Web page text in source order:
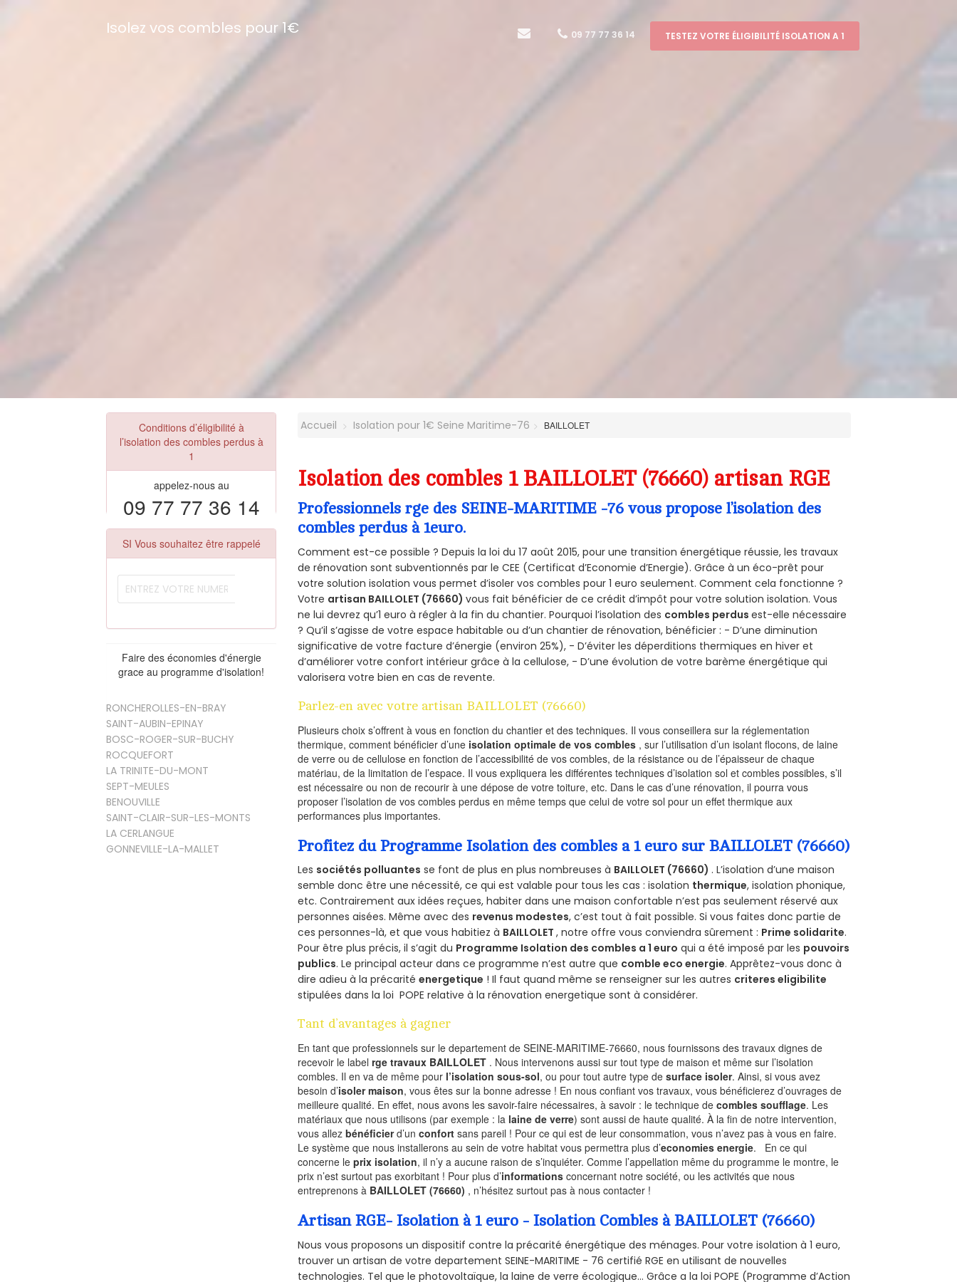
Isolez vos combles pour 1€ 09 77 77 36 14 TESTEZ VOTRE ÉLIGIBILITÉ ISOLATION A 1
Conditions d’éligibilité à
l’isolation des combles perdus à
1
appelez-nous au
09 77 77 36 14
SI Vous souhaitez être rappelé
Faire des économies d'énergie
grace au programme d'isolation!
RONCHEROLLES-EN-BRAY
SAINT-AUBIN-EPINAY
BOSC-ROGER-SUR-BUCHY
ROCQUEFORT
LA TRINITE-DU-MONT
SEPT-MEULES
BENOUVILLE
SAINT-CLAIR-SUR-LES-MONTS
LA CERLANGUE
GONNEVILLE-LA-MALLET
Accueil Isolation pour 1€ Seine Maritime-76 BAILLOLET
Isolation des combles 1 BAILLOLET (76660) artisan RGE
Professionnels rge des SEINE-MARITIME -76 vous propose l’isolation des
combles perdus à 1euro.
Comment est-ce possible ? Depuis la loi du 17 août 2015, pour une transition énergétique réussie, les travaux
de rénovation sont subventionnés par le CEE (Certificat d’Economie d’Energie). Grâce à un éco-prêt pour
votre solution isolation vous permet d’isoler vos combles pour 1 euro seulement. Comment cela fonctionne ?
Votre artisan BAILLOLET (76660)vous fait bénéficier de ce crédit d’impôt pour votre solution isolation. Vous
ne lui devrez qu’1 euro à régler à la fin du chantier. Pourquoi l’isolation des combles perdusest-elle nécessaire
? Qu’il s’agisse de votre espace habitable ou d’un chantier de rénovation, bénéficier : - D’une diminution
significative de votre facture d’énergie (environ 25%), - D’éviter les déperditions thermiques en hiver et
d’améliorer votre confort intérieur grâce à la cellulose, - D’une évolution de votre barème énergétique qui
valorisera votre bien en cas de revente.
Parlez-en avec votre artisan BAILLOLET (76660)
Plusieurs choix s’offrent à vous en fonction du chantier et des techniques. Il vous conseillera sur la réglementation
thermique, comment bénéficier d’une isolation optimale de vos combles , sur l’utilisation d’un isolant flocons, de laine
de verre ou de cellulose en fonction de l’accessibilité de vos combles, de la résistance ou de l’épaisseur de chaque
matériau, de la limitation de l’espace. Il vous expliquera les différentes techniques d’isolation sol et combles possibles, s’il
est nécessaire ou non de recourir à une dépose de votre toiture, etc. Dans le cas d’une rénovation, il pourra vous
proposer l’isolation de vos combles perdus en même temps que celui de votre sol pour un effet thermique aux
performances plus importantes.
Profitez du Programme Isolation des combles a 1 euro sur BAILLOLET (76660)
Les sociétés polluantes se font de plus en plus nombreuses à BAILLOLET (76660) . L’isolation d’une maison
semble donc être une nécessité, ce qui est valable pour tous les cas : isolation thermique, isolation phonique,
etc. Contrairement aux idées reçues, habiter dans une maison confortable n’est pas seulement réservé aux
personnes aisées. Même avec des revenus modestes, c’est tout à fait possible. Si vous faites donc partie de
ces personnes-là, et que vous habitiez à BAILLOLET, notre offre vous conviendra sûrement : Prime solidarite.
Pour être plus précis, il s’agit du Programme Isolation des combles a 1 euro qui a été imposé par les pouvoirs
publics. Le principal acteur dans ce programme n’est autre que comble eco energie. Apprêtez-vous donc à
dire adieu à la précaritéenergetique ! Il faut quand même se renseigner sur les autres criteres eligibilite
stipulées dans la loi POPE relative à la rénovation energetique sont à considérer.
Tant d’avantages à gagner
En tant que professionnels sur le departement de SEINE-MARITIME-76660, nous fournissons des travaux dignes de
recevoir le labelrge travaux BAILLOLET . Nous intervenons aussi sur tout type de maison et même sur l’isolation
combles. Il en va de même pour l’isolation sous-sol, ou pour tout autre type desurface isoler. Ainsi, si vous avez
besoin d’isoler maison, vous êtes sur la bonne adresse ! En nous confiant vos travaux, vous bénéficierez d’ouvrages de
meilleure qualité. En effet, nous avons les savoir-faire nécessaires, à savoir : le technique decombles soufflage. Les
matériaux que nous utilisons (par exemple : la laine de verre) sont aussi de haute qualité. À la fin de notre intervention,
vous allezbénéficierd’unconfort sans pareil ! Pour ce qui est de leur consommation, vous n’avez pas à vous en faire.
Le système que nous installerons au sein de votre habitat vous permettra plus d’economies energie. En ce qui
concerne leprix isolation, il n’y a aucune raison de s’inquiéter. Comme l’appellation même du programme le montre, le
prix n’est surtout pas exorbitant ! Pour plus d’informations concernant notre société, ou les activités que nous
entreprenons à BAILLOLET (76660) , n’hésitez surtout pas à nous contacter !
Artisan RGE- Isolation à 1 euro - Isolation Combles à BAILLOLET (76660)
Nous vous proposons un dispositif contre la précarité énergétique des ménages. Pour votre isolation à 1 euro,
trouver un artisan de votre departement SEINE-MARITIME - 76 certifié RGE en utilisant de nouvelles
technologies. Tel que le photovoltaïque, la laine de verre écologique... Grâce a la loi POPE (Programme d’Action